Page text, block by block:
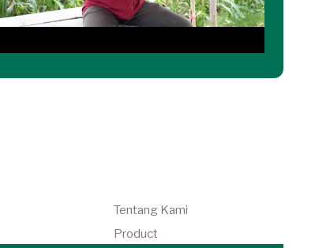
Tentang Kami
Product